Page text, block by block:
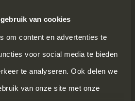
van cookies
om content en advertenties te
voor social media te bieden
te analyseren. Ook delen we
van onze site met onze